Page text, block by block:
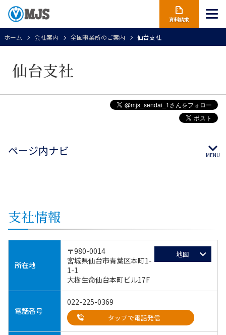
資料請求
ホーム 会社案内 全国事業所のご案内 仙台支社
仙台支社
ページ内ナビ
支社情報
所在地
地図
〒980-0014
宮城県仙台市青葉区本町1-
1-1
大樹生命仙台本町ビル17F
電話番号
022-225-0369
タップで電話発信